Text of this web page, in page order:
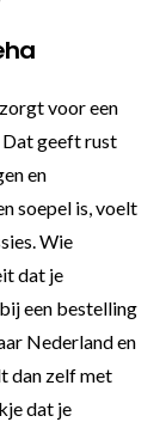
voor een
Dat geeft rust
en
soepel is, voelt
Wie
dat je
een bestelling
Nederland en
dan zelf met
dat je